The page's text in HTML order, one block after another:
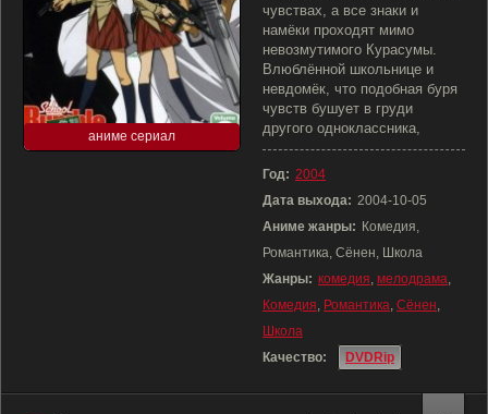
аниме сериал
чувствах, а все знаки и
намёки проходят мимо
невозмутимого Курасумы.
Влюблённой школьнице и
невдомёк, что подобная буря
чувств бушует в груди
другого одноклассника,
Год: 2004
Дата выхода: 2004-10-05
Аниме жанры: Комедия,
Романтика, Сёнен, Школа
Жанры: комедия, мелодрама,
Комедия, Романтика, Сёнен,
Школа
Качество:
DVDRip